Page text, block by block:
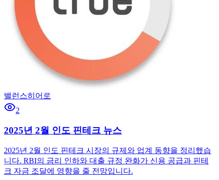
밸런스히어로
2
2025년 2월 인도 핀테크 뉴스
2025년 2월 인도 핀테크 시장의 규제와 업계 동향을 정리했습
니다. RBI의 금리 인하와 대출 규정 완화가 신용 공급과 핀테
크 자금 조달에 영향을 줄 전망입니다.